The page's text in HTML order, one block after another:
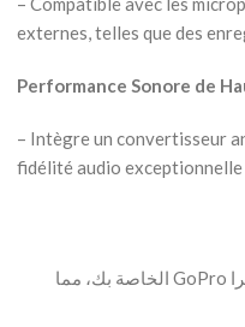
externes, telles que des
Performance Sonore de
– Intègre un convertisseur
fidélité audio
‫- التقط صوتاً فائق الجودة عبر توصيل ميكروفون خارجي احترافي بكاميرا GoPro الخاصة بك، مما